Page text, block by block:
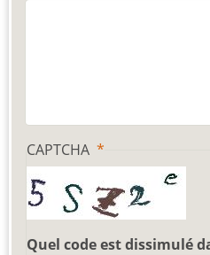
CAPTCHA
Quel code est dissimulé